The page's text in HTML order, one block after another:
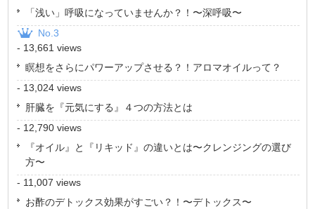
「浅い」呼吸になっていませんか？！〜深呼吸〜
No.3
- 13,661 views
瞑想をさらにパワーアップさせる？！アロマオイルって？
- 13,024 views
肝臓を『元気にする』４つの方法とは
- 12,790 views
『オイル』と『リキッド』の違いとは〜クレンジングの選び
方〜
- 11,007 views
お酢のデトックス効果がすごい？！〜デトックス〜